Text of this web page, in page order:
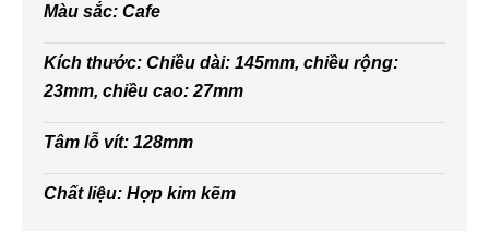
Màu sắc: Cafe
Kích thước: Chiều dài: 145mm, chiều rộng:
23mm, chiều cao: 27mm
Tâm lỗ vít: 128mm
Chất liệu: Hợp kim kẽm